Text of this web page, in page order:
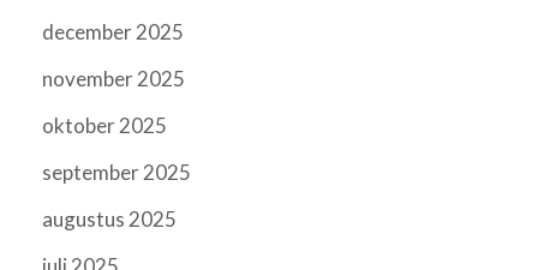
december 2025
november 2025
oktober 2025
september 2025
augustus 2025